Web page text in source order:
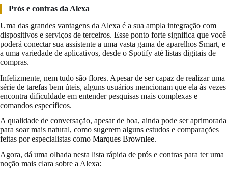
Prós e contras da Alexa
Uma das grandes vantagens da Alexa é a sua ampla integração com
dispositivos e serviços de terceiros. Esse ponto forte significa que você
poderá conectar sua assistente a uma vasta gama de aparelhos Smart, e
a uma variedade de aplicativos, desde o Spotify até listas digitais de
compras.
Infelizmente, nem tudo são flores. Apesar de ser capaz de realizar uma
série de tarefas bem úteis, alguns usuários mencionam que ela às vezes
encontra dificuldade em entender pesquisas mais complexas e
comandos específicos.
A qualidade de conversação, apesar de boa, ainda pode ser aprimorada
para soar mais natural, como sugerem alguns estudos e comparações
feitas por especialistas como Marques Brownlee.
Agora, dá uma olhada nesta lista rápida de prós e contras para ter uma
noção mais clara sobre a Alexa: